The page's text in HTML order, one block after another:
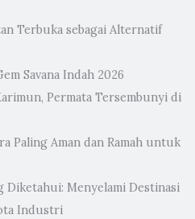
Terbuka sebagai Alternatif
Savana Indah 2026
Permata Tersembunyi di
Paling Aman dan Ramah untuk
Diketahui: Menyelami Destinasi
Industri